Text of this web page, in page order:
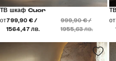
ТВ шкаф Cuor
от799,90 € /
1564,47 лв.
999,90 € /
1955,63 лв.
от